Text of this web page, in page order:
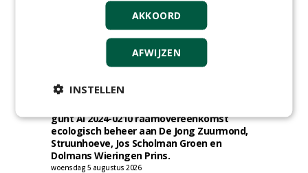
gunt SOK 2.0 verhardingen aan diverse
partijen, o.a. Gebr. Griekspoor.
woensdag 5 augustus 2026
Irado gunt schoffelwerkzaamheden onder
verzwaarde omstandigheden aan
woensdag 5 augustus 2026
gunt AI 2024-0210 raamovereenkomst
ecologisch beheer aan De Jong Zuurmond,
Struunhoeve, Jos Scholman Groen en
Dolmans Wieringen Prins.
woensdag 5 augustus 2026
AKKOORD
AFWIJZEN
INSTELLEN